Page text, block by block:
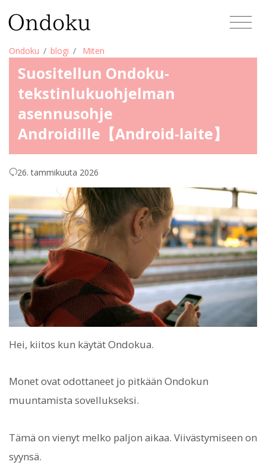
Ondoku blogi Miten
Suositellun Ondoku-
tekstinlukuohjelman
asennusohje
Androidille【Android-laite】
26. tammikuuta 2026
Hei, kiitos kun käytät Ondokua.
Monet ovat odottaneet jo pitkään Ondokun
muuntamista sovellukseksi.
Tämä on vienyt melko paljon aikaa. Viivästymiseen on
syynsä.